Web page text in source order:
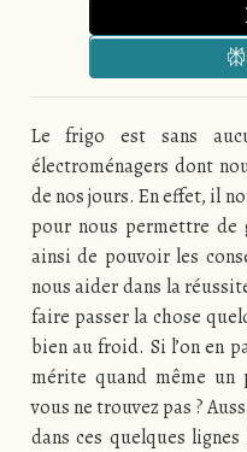
Le frigo est sans
électroménagers dont
de nos jours. En effet, il
pour nous permettre de
ainsi de pouvoir les
nous aider dans la
faire passer la chose
bien au froid. Si l’on en
mérite quand même un
vous ne trouvez pas ?
dans ces quelques